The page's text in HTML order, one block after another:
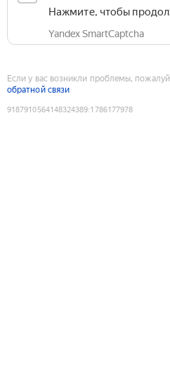
Нажмите, чтобы
Yandex SmartCaptcha
Если у вас возникли проблемы,
обратной связи
9187910564148324389:1786177978